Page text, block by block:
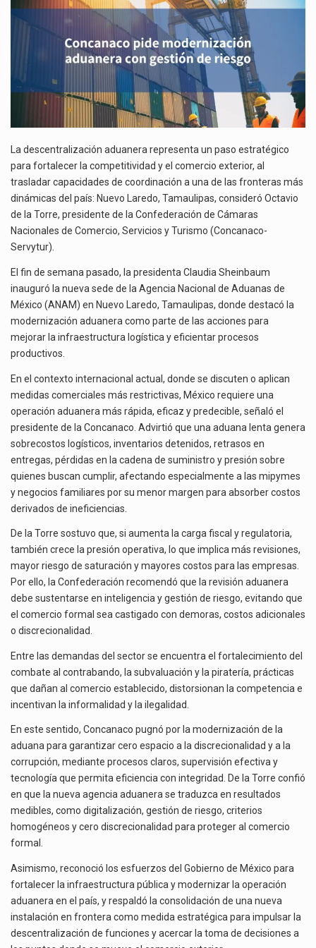
La reforma que reduce la jornada laboral a 40 horas semanales omitió precisar su aplicación…
RIESGO
La descentralización aduanera representa un paso estratégico
para fortalecer la competitividad y el comercio exterior, al
trasladar capacidades de coordinación a una de las fronteras más
dinámicas del país: Nuevo Laredo, Tamaulipas, consideró Octavio
de la Torre, presidente de la Confederación de Cámaras
Nacionales de Comercio, Servicios y Turismo (Concanaco-
Servytur).
El fin de semana pasado, la presidenta Claudia Sheinbaum
inauguró la nueva sede de la Agencia Nacional de Aduanas de
México (ANAM) en Nuevo Laredo, Tamaulipas, donde destacó la
modernización aduanera como parte de las acciones para
mejorar la infraestructura logística y eficientar procesos
productivos.
En el contexto internacional actual, donde se discuten o aplican
medidas comerciales más restrictivas, México requiere una
operación aduanera más rápida, eficaz y predecible, señaló el
presidente de la Concanaco. Advirtió que una aduana lenta genera
sobrecostos logísticos, inventarios detenidos, retrasos en
entregas, pérdidas en la cadena de suministro y presión sobre
quienes buscan cumplir, afectando especialmente a las mipymes
y negocios familiares por su menor margen para absorber costos
derivados de ineficiencias.
De la Torre sostuvo que, si aumenta la carga fiscal y regulatoria,
también crece la presión operativa, lo que implica más revisiones,
mayor riesgo de saturación y mayores costos para las empresas.
Por ello, la Confederación recomendó que la revisión aduanera
debe sustentarse en inteligencia y gestión de riesgo, evitando que
el comercio formal sea castigado con demoras, costos adicionales
o discrecionalidad.
Entre las demandas del sector se encuentra el fortalecimiento del
combate al contrabando, la subvaluación y la piratería, prácticas
que dañan al comercio establecido, distorsionan la competencia e
incentivan la informalidad y la ilegalidad.
En este sentido, Concanaco pugnó por la modernización de la
aduana para garantizar cero espacio a la discrecionalidad y a la
corrupción, mediante procesos claros, supervisión efectiva y
tecnología que permita eficiencia con integridad. De la Torre confió
en que la nueva agencia aduanera se traduzca en resultados
medibles, como digitalización, gestión de riesgo, criterios
homogéneos y cero discrecionalidad para proteger al comercio
formal.
Asimismo, reconoció los esfuerzos del Gobierno de México para
fortalecer la infraestructura pública y modernizar la operación
aduanera en el país, y respaldó la consolidación de una nueva
instalación en frontera como medida estratégica para impulsar la
descentralización de funciones y acercar la toma de decisiones a